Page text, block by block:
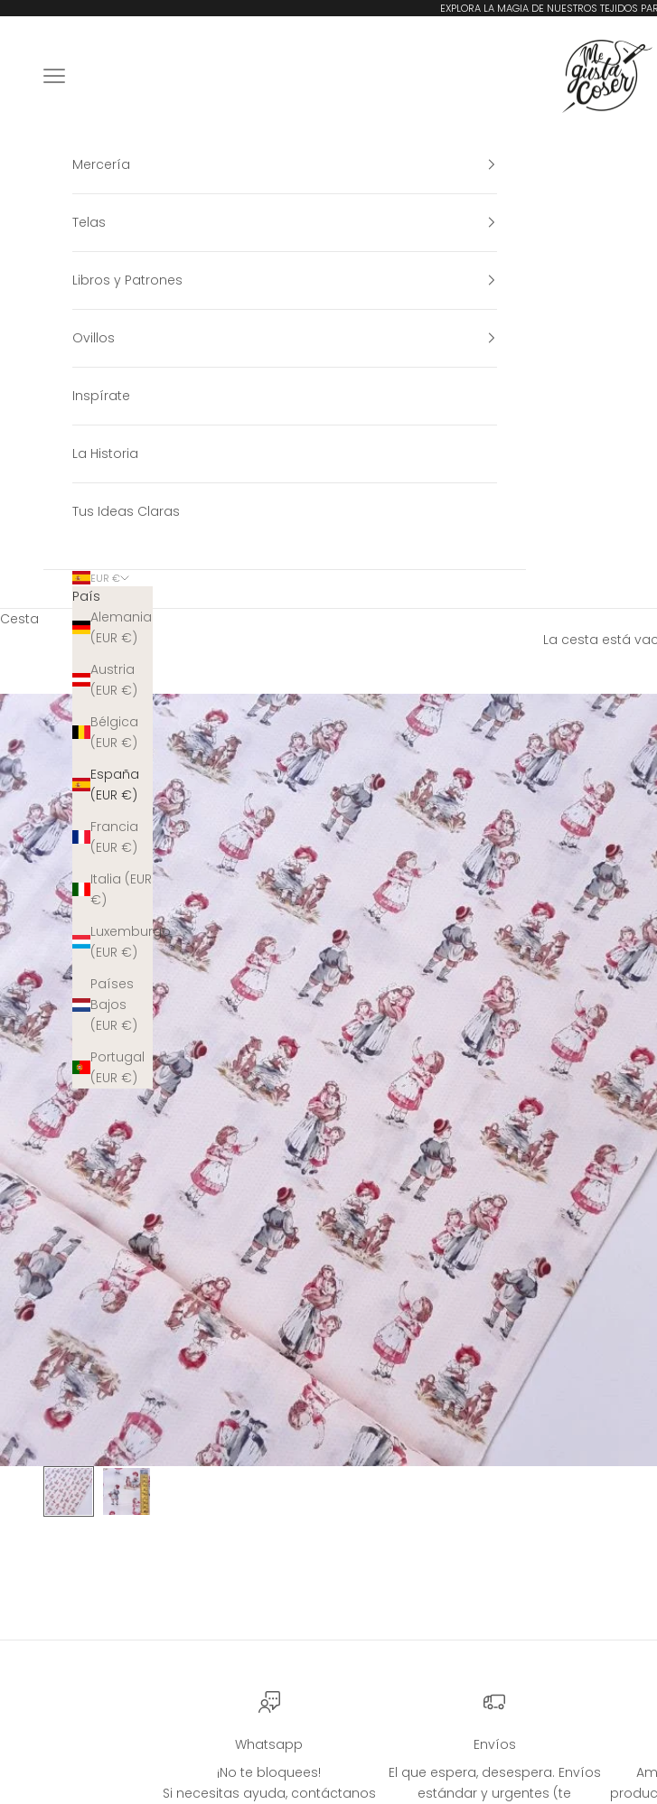
EXPLORA LA MAGIA DE NUESTROS TEJIDOS
Me Gusta Coser
Menú
Mercería
Telas
Libros y Patrones
Ovillos
Inspírate
La Historia
Tus Ideas Claras
EUR €
País
Alemania
(EUR €)
Austria
(EUR €)
Bélgica
(EUR €)
España
(EUR €)
Francia
(EUR €)
Italia (EUR
€)
Luxemburgo
(EUR €)
Países
Bajos
(EUR €)
Portugal
(EUR €)
Cesta
La cesta está
Whatsapp
¡No te bloquees!
Si necesitas ayuda, contáctanos
Envíos
El que espera, desespera. Envíos
estándar y urgentes (te